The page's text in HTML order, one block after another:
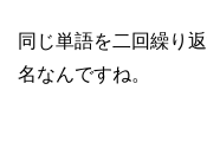
同じ単語を二回繰り
名なんですね。